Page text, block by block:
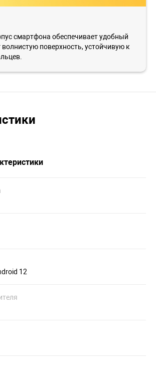
смартфона обеспечивает удобный
волнистую поверхность, устойчивую к
12